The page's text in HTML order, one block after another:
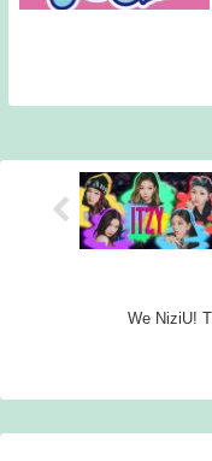
We NiziU!